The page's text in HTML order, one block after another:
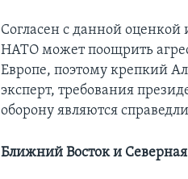
Согласен с данной оценкой
НАТО может поощрить
Европе, поэтому крепкий
эксперт, требования
оборону являются
Ближний Восток и